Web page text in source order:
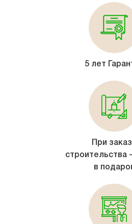
5 лет
При
строительства
в